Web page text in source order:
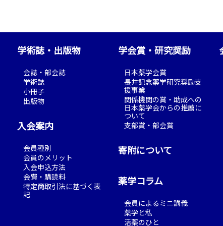
学術誌・出版物
会誌・部会誌
学術誌
小冊子
出版物
入会案内
会員種別
会員のメリット
入会申込方法
会費・購読料
特定商取引法に基づく表
記
学会賞・研究奨励
日本薬学会賞
長井記念薬学研究奨励支
援事業
関係機関の賞・助成への
日本薬学会からの推薦に
ついて
支部賞・部会賞
寄附について
薬学コラム
会員によるミニ講義
薬学と私
活薬のひと